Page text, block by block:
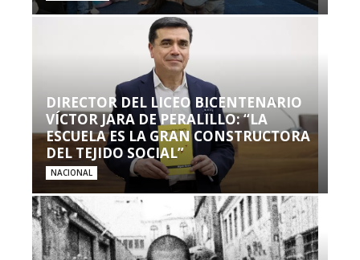
DIRECTOR DEL LICEO BICENTENARIO
VÍCTOR JARA DE PERALILLO: “LA
ESCUELA ES LA GRAN CONSTRUCTORA
DEL TEJIDO SOCIAL”
NACIONAL